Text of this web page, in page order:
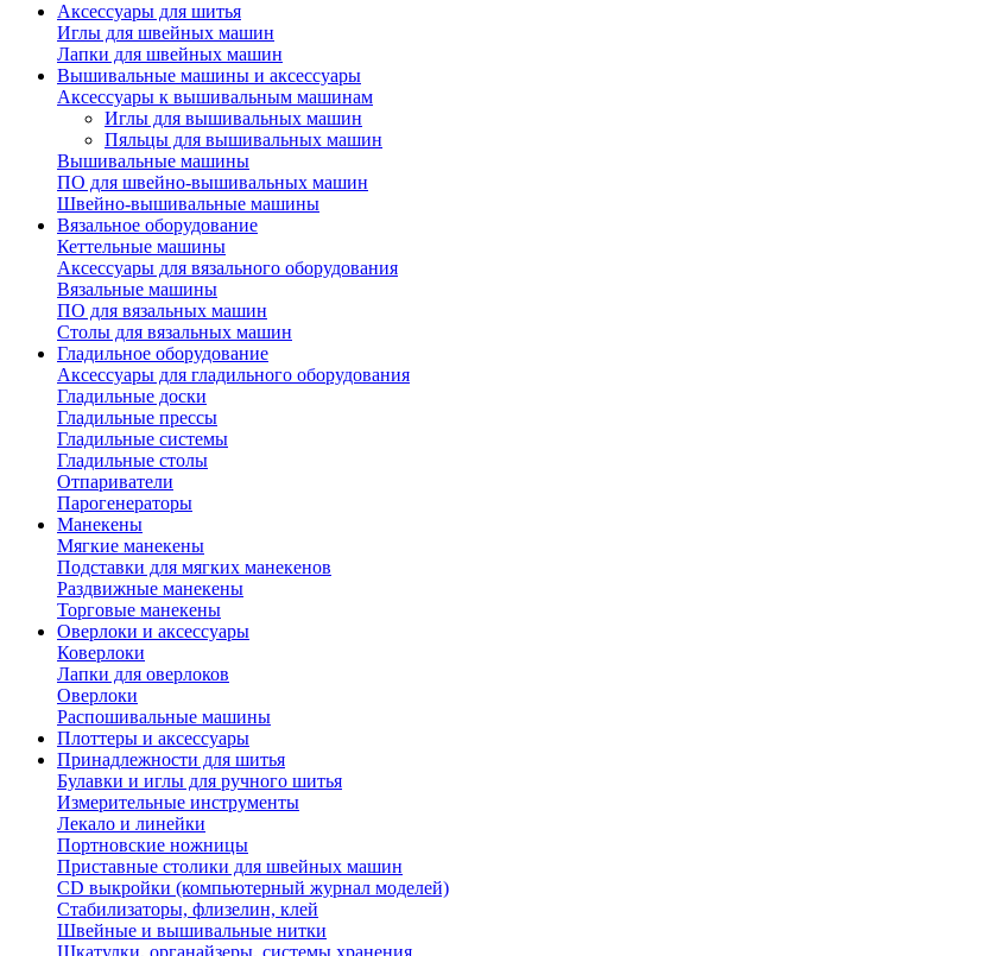
Аксессуары для шитья
Иглы для швейных машин
Лапки для швейных машин
Вышивальные машины и аксессуары
Аксессуары к вышивальным машинам
Иглы для вышивальных машин
Пяльцы для вышивальных машин
Вышивальные машины
ПО для швейно-вышивальных машин
Швейно-вышивальные машины
Вязальное оборудование
Кеттельные машины
Аксессуары для вязального оборудования
Вязальные машины
ПО для вязальных машин
Столы для вязальных машин
Гладильное оборудование
Аксессуары для гладильного оборудования
Гладильные доски
Гладильные прессы
Гладильные системы
Гладильные столы
Отпариватели
Парогенераторы
Манекены
Мягкие манекены
Подставки для мягких манекенов
Раздвижные манекены
Торговые манекены
Оверлоки и аксессуары
Коверлоки
Лапки для оверлоков
Оверлоки
Распошивальные машины
Плоттеры и аксессуары
Принадлежности для шитья
Булавки и иглы для ручного шитья
Измерительные инструменты
Лекало и линейки
Портновские ножницы
Приставные столики для швейных машин
СD выкройки (компьютерный журнал моделей)
Стабилизаторы, флизелин, клей
Швейные и вышивальные нитки
Шкатулки, органайзеры, системы хранения